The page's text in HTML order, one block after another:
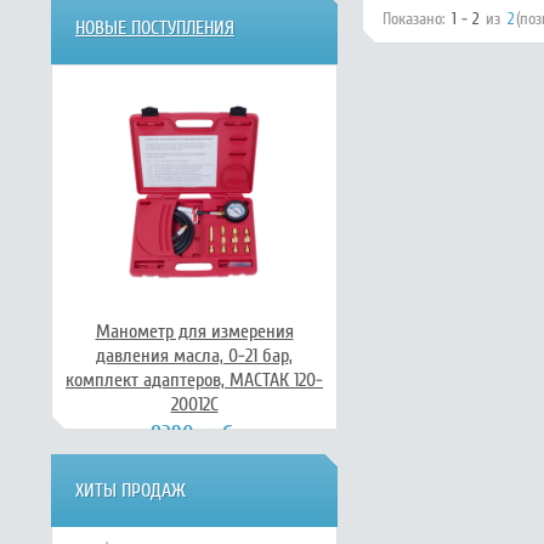
Показано: 1 - 2 из 2
НОВЫЕ ПОСТУПЛЕНИЯ
Манометр для измерения
давления масла, 0-21 бар,
комплект адаптеров, МАСТАК 120-
20012C
8290 руб.
ХИТЫ ПРОДАЖ